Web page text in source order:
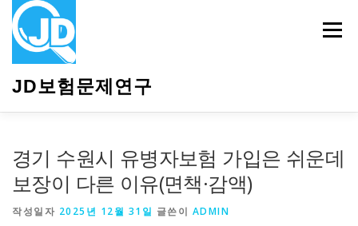
JD보험문제연구
메뉴
경기 수원시 유병자보험 가입은 쉬운데
보장이 다른 이유(면책·감액)
작성일자 2025년 12월 31일 글쓴이 ADMIN